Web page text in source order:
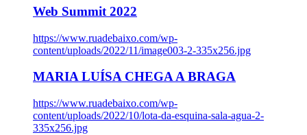
Web Summit 2022
https://www.ruadebaixo.com/wp-
content/uploads/2022/11/image003-2-335x256.jpg
MARIA LUÍSA CHEGA A BRAGA
https://www.ruadebaixo.com/wp-
content/uploads/2022/10/lota-da-esquina-sala-agua-2-
335x256.jpg